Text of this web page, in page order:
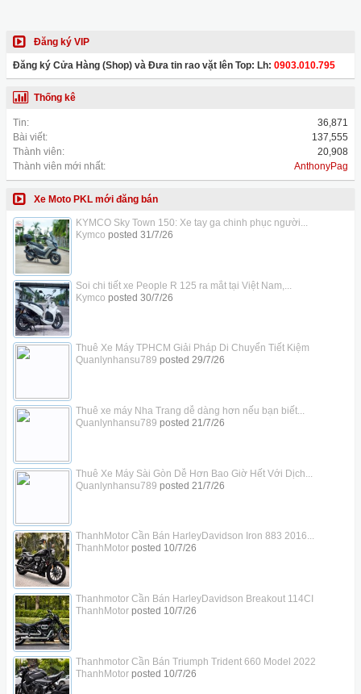
Đăng ký VIP
Đăng ký Cửa Hàng (Shop) và Đưa tin rao vặt lên Top: Lh: 0903.010.795
Thống kê
Tin:
36,871
Bài viết:
137,555
Thành viên:
20,908
Thành viên mới nhất:
AnthonyPag
Xe Moto PKL mới đăng bán
KYMCO Sky Town 150: Xe tay ga chinh phục người...
Kymco posted 31/7/26
Soi chi tiết xe People R 125 ra mắt tại Việt Nam,...
Kymco posted 30/7/26
Thuê Xe Máy TPHCM Giải Pháp Di Chuyển Tiết Kiệm
Quanlynhansu789 posted 29/7/26
Thuê xe máy Nha Trang dễ dàng hơn nếu bạn biết...
Quanlynhansu789 posted 21/7/26
Thuê Xe Máy Sài Gòn Dễ Hơn Bao Giờ Hết Với Dịch...
Quanlynhansu789 posted 21/7/26
ThanhMotor Cần Bán HarleyDavidson Iron 883 2016...
ThanhMotorposted 10/7/26
Thanhmotor Cần Bán HarleyDavidson Breakout 114CI
ThanhMotorposted 10/7/26
Thanhmotor Cần Bán Triumph Trident 660 Model 2022
ThanhMotorposted 10/7/26